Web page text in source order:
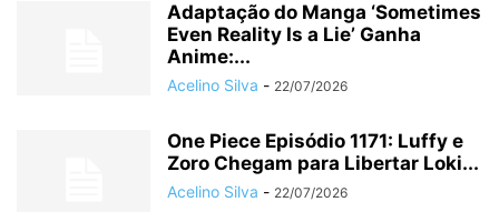
Adaptação do Manga ‘Sometimes
Even Reality Is a Lie’ Ganha
Anime:...
Acelino Silva - 22/07/2026
One Piece Episódio 1171: Luffy e
Zoro Chegam para Libertar Loki...
Acelino Silva - 22/07/2026